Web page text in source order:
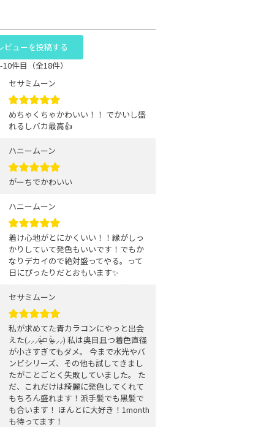
ビューを投稿する
10件目（全18件）
セサミムーン
めちゃくちゃかわいい！！ でかいし盛
れるしバカ最高👍
ハニームーン
がーちでかわいい
ハニームーン
着け心地がとにかくいい！！縁がしっ
かりしていて発色もいいです！でもか
なりデカイので絶対盛ってやる。って
日にぴったりだとおもいます✨️
セサミムーン
私が求めてた青カラコンにやっと出会
えた(⸝⸝⸝ᵒ̴̶̷̥́ ⌑ ᵒ̴̶̷̣̥̀⸝⸝⸝) 私は奥目且つ着色直径
が小さすぎてもダメ。 今まで水光やバ
ンビシリーズ、その他も試してきまし
たがことごとく失敗していました。 た
だ、これだけは綺麗に発色してくれて
もちろん盛れます！派手髪でも黒髪で
も合います！ ほんとに大好き！1month
も待ってます！